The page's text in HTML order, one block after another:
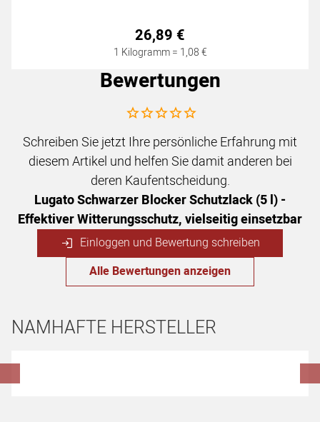
26,89 €
1 Kilogramm = 1,08€
Bewertungen
Noch keine Bewertungen abgegeben
Schreiben Sie jetzt Ihre persönliche Erfahrung mit
diesem Artikel und helfen Sie damit anderen bei
deren Kaufentscheidung.
Lugato Schwarzer Blocker Schutzlack (5 l) -
Effektiver Witterungsschutz, vielseitig einsetzbar
Einloggen und Bewertung schreiben
Alle Bewertungen anzeigen
NAMHAFTE HERSTELLER